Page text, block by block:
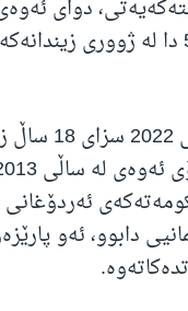
دوای
گشتی مانگی 5 دا لە ژووری
ئەتالای لە